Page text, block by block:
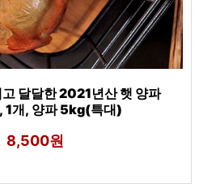
달달한 2021년산 햇 양파
개, 양파 5kg(특대)
8,500원